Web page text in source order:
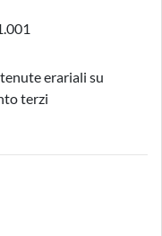
erariali su
terzi